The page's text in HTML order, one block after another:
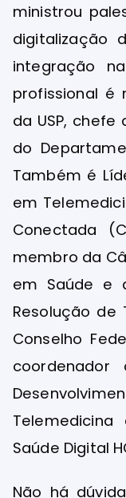
ministrou
digitalização
integração
profissional é
da USP,
do
Também é
em
Conectada
membro da
em Saúde e
Resolução de
Conselho
Saúde Digital
Não há